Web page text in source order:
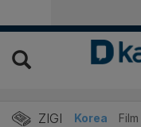
ZIGI
Hits Korea Film